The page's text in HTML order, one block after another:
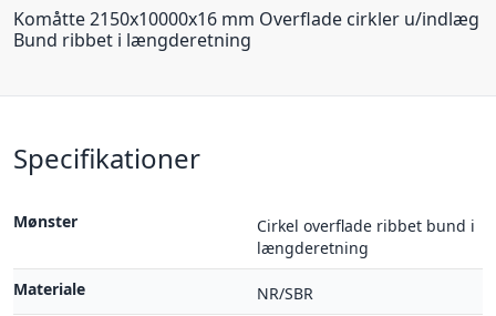
Komåtte 2150x10000x16 mm Overflade cirkler u/indlæg
Bund ribbet i længderetning
Specifikationer
Mønster
Cirkel overflade ribbet bund i
længderetning
Materiale
NR/SBR